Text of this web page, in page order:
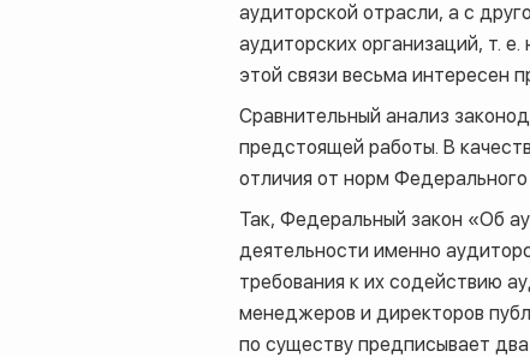
аудиторской отрасли, а с
аудиторских организаций, т.
этой связи весьма интересен
Сравнительный анализ
предстоящей работы. В
отличия от норм
Так, Федеральный закон «Об
деятельности именно
требования к их содействию
менеджеров и директоров
по существу предписывает